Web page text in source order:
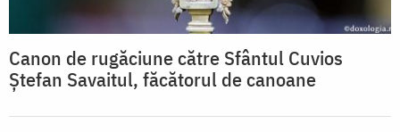
Canon de rugăciune către Sfântul Cuvios
Ştefan Savaitul, făcătorul de canoane